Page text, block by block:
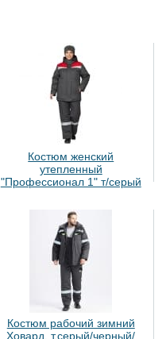
Костюм женский
утепленный
"Профессионал 1" т/серый
Костюм рабочий зимний
Ховард, т.серый/черный/